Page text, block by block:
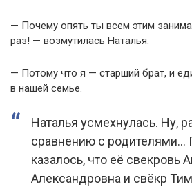
— Почему опять ты всем этим
раз! — возмутилась Наталья.
— Потому что я — старший брат, и
в нашей семье.
Наталья усмехнулась. Ну,
сравнению с родителями…
казалось, что её свекровь
Александровна и свёкр